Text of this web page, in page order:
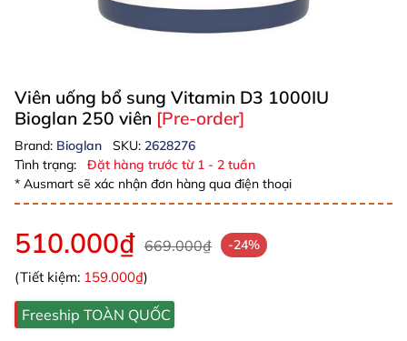
Viên uống bổ sung Vitamin D3 1000IU
Bioglan 250 viên [Pre-order]
Brand: Bioglan SKU: 2628276
Tình trạng:
Đặt hàng trước từ 1 - 2 tuần
* Ausmart sẽ xác nhận đơn hàng qua điện thoại
510.000₫ 669.000₫ -24%
(Tiết kiệm: 159.000₫)
Freeship TOÀN QUỐC